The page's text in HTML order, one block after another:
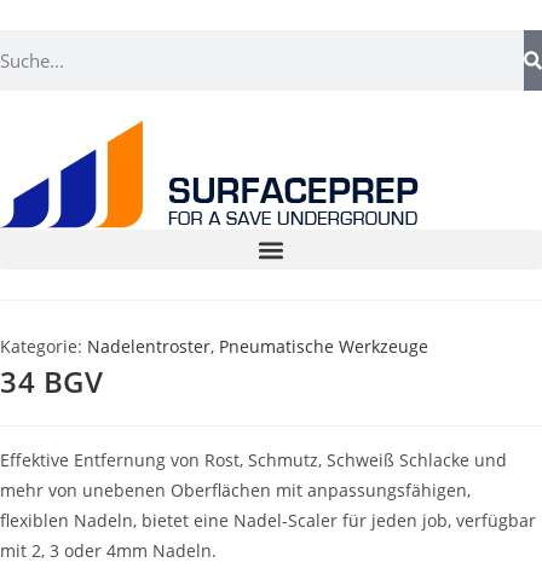
Kategorie: Nadelentroster, Pneumatische Werkzeuge
34 BGV
Effektive Entfernung von Rost, Schmutz, Schweiß Schlacke und
mehr von unebenen Oberflächen mit anpassungsfähigen,
flexiblen Nadeln, bietet eine Nadel-Scaler für jeden job, verfügbar
mit 2, 3 oder 4mm Nadeln.